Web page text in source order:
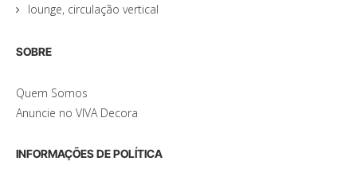
lounge, circulação vertical
SOBRE
Quem Somos
Anuncie no VIVA Decora
INFORMAÇÕES DE POLÍTICA